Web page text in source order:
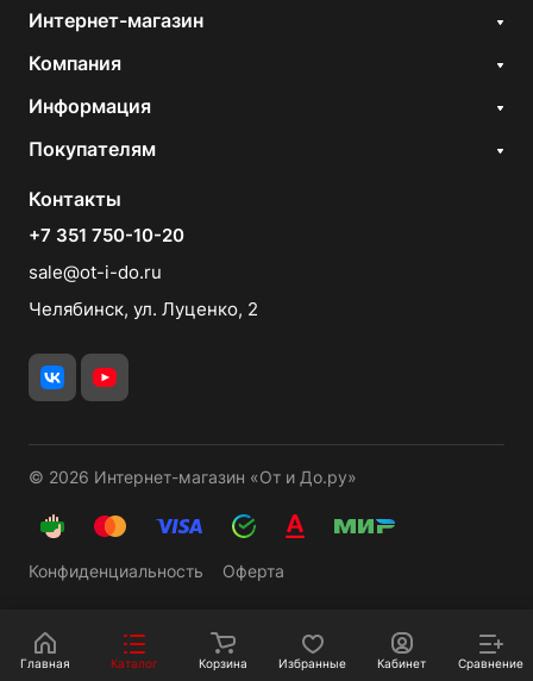
Интернет-магазин
Компания
Информация
Покупателям
Контакты
+7 351 750-10-20
sale@ot-i-do.ru
Челябинск, ул. Луценко, 2
© 2026 Интернет-магазин «От и До.ру»
Конфиденциальность Оферта
Главная Каталог Корзина Избранные Кабинет Сравнение